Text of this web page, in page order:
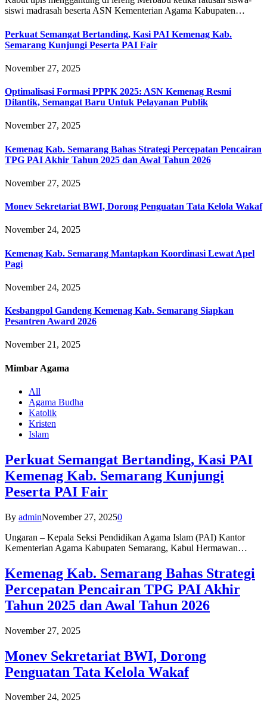
siswi madrasah beserta ASN Kementerian Agama Kabupaten…
Perkuat Semangat Bertanding, Kasi PAI Kemenag Kab.
Semarang Kunjungi Peserta PAI Fair
November 27, 2025
Optimalisasi Formasi PPPK 2025: ASN Kemenag Resmi
Dilantik, Semangat Baru Untuk Pelayanan Publik
November 27, 2025
Kemenag Kab. Semarang Bahas Strategi Percepatan Pencairan
TPG PAI Akhir Tahun 2025 dan Awal Tahun 2026
November 27, 2025
Monev Sekretariat BWI, Dorong Penguatan Tata Kelola Wakaf
November 24, 2025
Kemenag Kab. Semarang Mantapkan Koordinasi Lewat Apel
Pagi
November 24, 2025
Kesbangpol Gandeng Kemenag Kab. Semarang Siapkan
Pesantren Award 2026
November 21, 2025
Mimbar Agama
All
Agama Budha
Katolik
Kristen
Islam
Perkuat Semangat Bertanding, Kasi PAI
Kemenag Kab. Semarang Kunjungi
Peserta PAI Fair
By adminNovember 27, 20250
Ungaran – Kepala Seksi Pendidikan Agama Islam (PAI) Kantor
Kementerian Agama Kabupaten Semarang, Kabul Hermawan…
Kemenag Kab. Semarang Bahas Strategi
Percepatan Pencairan TPG PAI Akhir
Tahun 2025 dan Awal Tahun 2026
November 27, 2025
Monev Sekretariat BWI, Dorong
Penguatan Tata Kelola Wakaf
November 24, 2025